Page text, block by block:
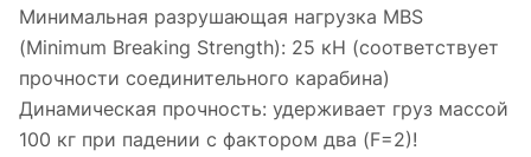
Минимальная разрушающая нагрузка MBS
(Minimum Breaking Strength): 25 кН (соответствует
прочности соединительного карабина)
Динамическая прочность: удерживает груз массой
100 кг при падении с фактором два (F=2)!